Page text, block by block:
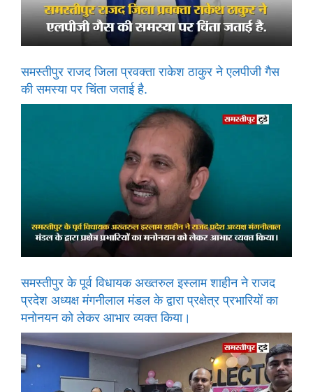
समस्तीपुर राजद जिला प्रवक्ता राकेश ठाकुर ने एलपीजी गैस
की समस्या पर चिंता जताई है.
समस्तीपुर के पूर्व विधायक अख्तरुल इस्लाम शाहीन ने राजद
प्रदेश अध्यक्ष मंगनीलाल मंडल के द्वारा प्रक्षेत्र प्रभारियों का
मनोनयन को लेकर आभार व्यक्त किया।